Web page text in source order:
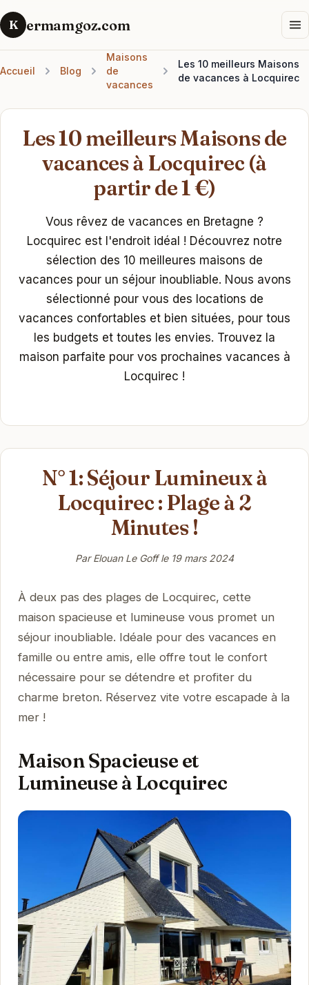
K ermamgoz.com
Accueil Blog
Maisons
de
vacances
Les 10 meilleurs Maisons
de vacances à Locquirec
Les 10 meilleurs Maisons de
vacances à Locquirec (à
partir de 1 €)
Vous rêvez de vacances en Bretagne ?
Locquirec est l'endroit idéal ! Découvrez notre
sélection des 10 meilleures maisons de
vacances pour un séjour inoubliable. Nous avons
sélectionné pour vous des locations de
vacances confortables et bien situées, pour tous
les budgets et toutes les envies. Trouvez la
maison parfaite pour vos prochaines vacances à
Locquirec !
N° 1: Séjour Lumineux à
Locquirec : Plage à 2
Minutes !
Par Elouan Le Goff le 19 mars 2024
À deux pas des plages de Locquirec, cette
maison spacieuse et lumineuse vous promet un
séjour inoubliable. Idéale pour des vacances en
famille ou entre amis, elle offre tout le confort
nécessaire pour se détendre et profiter du
charme breton. Réservez vite votre escapade à la
mer !
Maison Spacieuse et
Lumineuse à Locquirec